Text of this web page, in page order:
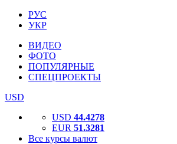
РУС
УКР
ВИДЕО
ФОТО
ПОПУЛЯРНЫЕ
СПЕЦПРОЕКТЫ
USD
USD 44.4278
EUR 51.3281
Все курсы валют